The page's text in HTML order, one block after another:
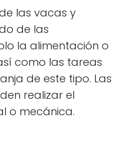
las vacas y
de las
la alimentación o
como las tareas
de este tipo. Las
realizar el
o mecánica.